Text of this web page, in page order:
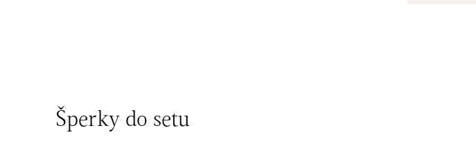
Šperky do setu